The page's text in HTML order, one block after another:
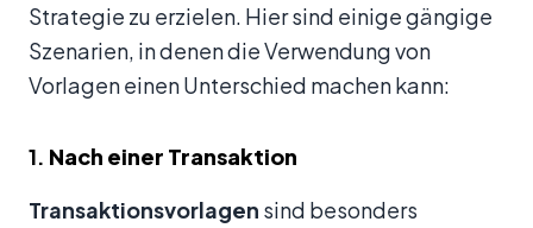
Strategie zu erzielen. Hier sind einige gängige
Szenarien, in denen die Verwendung von
Vorlagen einen Unterschied machen kann:
1. Nach einer Transaktion
Transaktionsvorlagen sind besonders